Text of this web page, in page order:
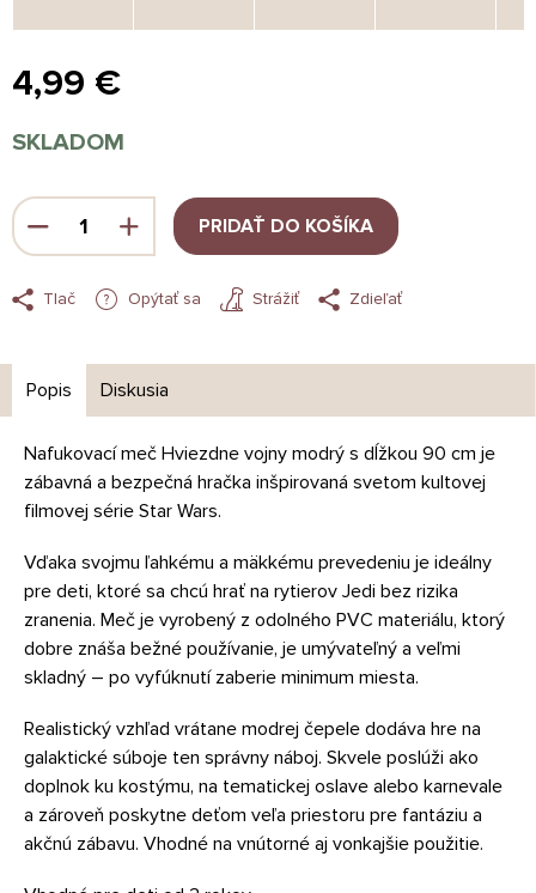
4,99 €
cena:
SKLADOM
PRIDAŤ DO KOŠÍKA
Tlač Opýtať sa Strážiť Zdieľať
Popis Diskusia
Nafukovací meč Hviezdne vojny modrý s dĺžkou 90 cm je
zábavná a bezpečná hračka inšpirovaná svetom kultovej
filmovej série Star Wars.
Vďaka svojmu ľahkému a mäkkému prevedeniu je ideálny
pre deti, ktoré sa chcú hrať na rytierov Jedi bez rizika
zranenia. Meč je vyrobený z odolného PVC materiálu, ktorý
dobre znáša bežné používanie, je umývateľný a veľmi
skladný – po vyfúknutí zaberie minimum miesta.
Realistický vzhľad vrátane modrej čepele dodáva hre na
galaktické súboje ten správny náboj. Skvele poslúži ako
doplnok ku kostýmu, na tematickej oslave alebo karnevale
a zároveň poskytne deťom veľa priestoru pre fantáziu a
akčnú zábavu. Vhodné na vnútorné aj vonkajšie použitie.